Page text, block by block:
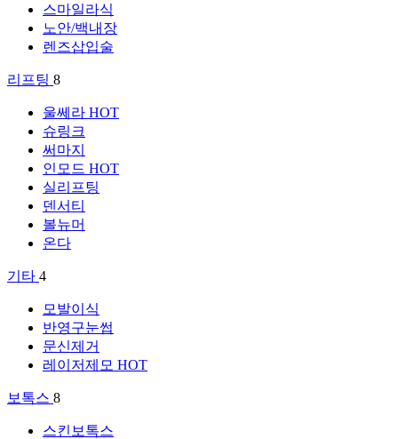
스마일라식
노안/백내장
렌즈삽입술
리프팅 8
울쎄라 HOT
슈링크
써마지
인모드 HOT
실리프팅
덴서티
볼뉴머
온다
기타 4
모발이식
반영구눈썹
문신제거
레이저제모 HOT
보톡스 8
스킨보톡스